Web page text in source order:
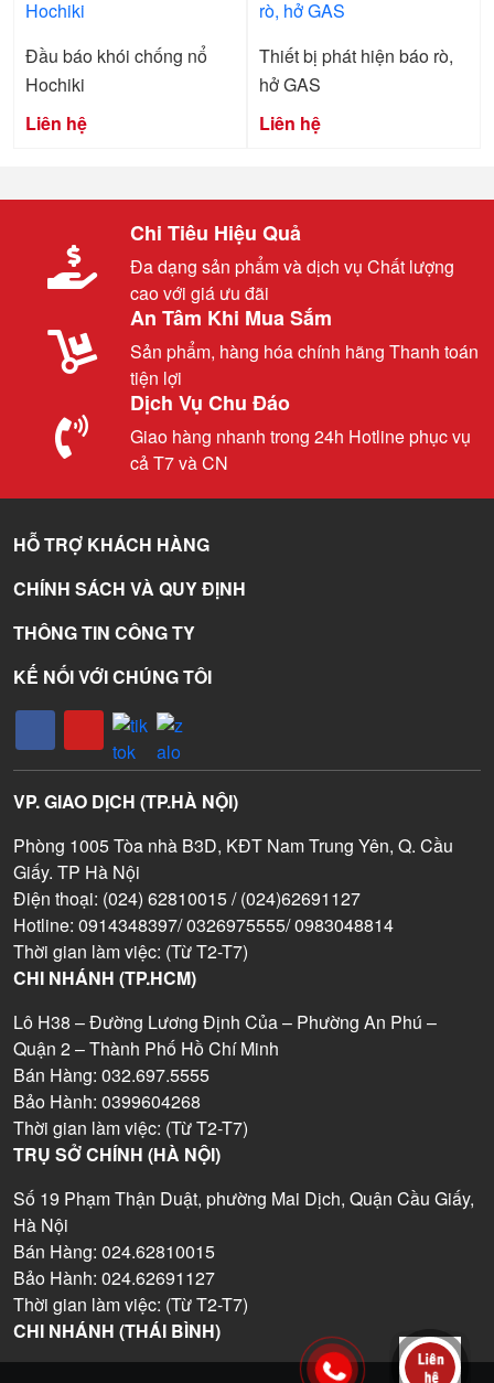
Đầu báo khói chống nổ
Hochiki
Liên hệ
Thiết bị phát hiện báo rò,
hở GAS
Liên hệ
Chi Tiêu Hiệu Quả
Đa dạng sản phẩm và dịch vụ Chất lượng
cao với giá ưu đãi
An Tâm Khi Mua Sắm
Sản phẩm, hàng hóa chính hãng Thanh toán
tiện lợi
Dịch Vụ Chu Đáo
Giao hàng nhanh trong 24h Hotline phục vụ
cả T7 và CN
HỖ TRỢ KHÁCH HÀNG
CHÍNH SÁCH VÀ QUY ĐỊNH
THÔNG TIN CÔNG TY
KẾ NỐI VỚI CHÚNG TÔI
VP. GIAO DỊCH (TP.HÀ NỘI)
Phòng 1005 Tòa nhà B3D, KĐT Nam Trung Yên, Q. Cầu
Giấy. TP Hà Nội
Điện thoại: (024) 62810015 / (024)62691127
Hotline: 0914348397/ 0326975555/ 0983048814
Thời gian làm việc: (Từ T2-T7)
CHI NHÁNH (TP.HCM)
Lô H38 – Đường Lương Định Của – Phường An Phú –
Quận 2 – Thành Phố Hồ Chí Minh
Bán Hàng: 032.697.5555
Bảo Hành: 0399604268
Thời gian làm việc: (Từ T2-T7)
TRỤ SỞ CHÍNH (HÀ NỘI)
Số 19 Phạm Thận Duật, phường Mai Dịch, Quận Cầu Giấy,
Hà Nội
Bán Hàng: 024.62810015
Bảo Hành: 024.62691127
Thời gian làm việc: (Từ T2-T7)
CHI NHÁNH (THÁI BÌNH)